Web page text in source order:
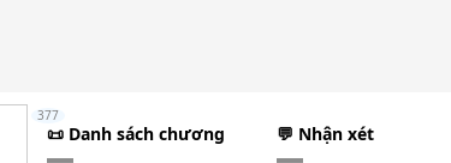
📜 Danh sách chương
377
💬 Nhận xét